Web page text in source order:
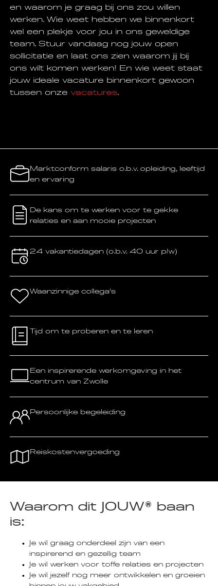
en waarom je graag bij ons zou willen
werken. Wie weet hebben we binnenkort
wel een plekje voor jou in ons geweldige
team. Stuur vandaag nog jouw open
sollicitatie en laat ons zien waarom jij bij
ons wilt komen werken! En wie weet staat
jouw ideale vacature binnenkort gewoon
tussen onze vacatures.
Marktconform salaris o.b.v. opleiding, leeftijd
en ervaring
De kans om te werken voor te gekke
relaties en aan mooie projecten
24 vakantiedagen (o.b.v. 40 uur p/w)
Waanzinnige collega’s
Tijd om te proberen en te leren
Een inspirerende werkomgeving in het
centrum van Zwolle
Persoonlijke begeleiding
Reiskostenvergoeding
Waarom dit JOUW® baan
is:
Je wil graag onderdeel zijn van een
inspirerend en gezellig team
Je wil werken voor toffe relaties en projecten
Je wil jezelf nog meer ontwikkelen en groeien